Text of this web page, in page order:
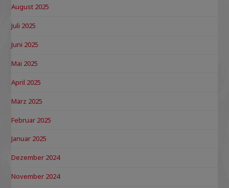
August 2025
Juli 2025
Juni 2025
Mai 2025
April 2025
März 2025
Februar 2025
Januar 2025
Dezember 2024
November 2024